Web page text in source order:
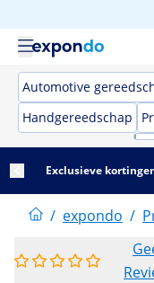
Automotive
Handgereedschap
Exclusieve
/ expondo /